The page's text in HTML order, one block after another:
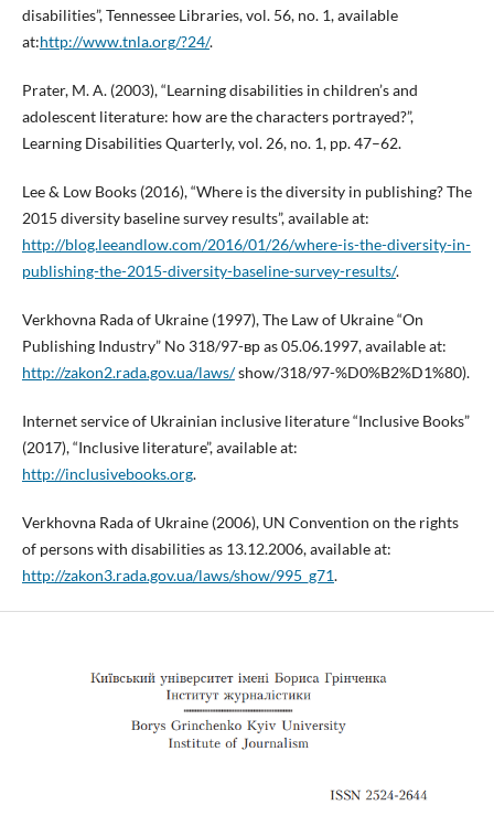
disabilities”, Tennessee Libraries, vol. 56, no. 1, available
at:http://www.tnla.org/?24/.
Prater, M. A. (2003), “Learning disabilities in children’s and
adolescent literature: how are the characters portrayed?”,
Learning Disabilities Quarterly, vol. 26, no. 1, pp. 47–62.
Lee & Low Books (2016), “Where is the diversity in publishing? The
2015 diversity baseline survey results”, available at:
http://blog.leeandlow.com/2016/01/26/where-is-the-diversity-in-
publishing-the-2015-diversity-baseline-survey-results/.
Verkhovna Rada of Ukraine (1997), The Law of Ukraine “On
Publishing Industry” No 318/97-вр as 05.06.1997, available at:
http://zakon2.rada.gov.ua/laws/show/318/97-%D0%B2%D1%80).
Internet service of Ukrainian inclusive literature “Inclusive Books”
(2017), “Inclusive literature”, available at:
http://inclusivebooks.org.
Verkhovna Rada of Ukraine (2006), UN Convention on the rights
of persons with disabilities as 13.12.2006, available at:
http://zakon3.rada.gov.ua/laws/show/995_g71.